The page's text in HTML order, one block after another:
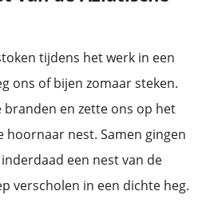
tijdens het werk in een
ons of bijen zomaar steken.
branden en zette ons op het
hoornaar nest. Samen gingen
een nest van de
verscholen in een dichte heg.